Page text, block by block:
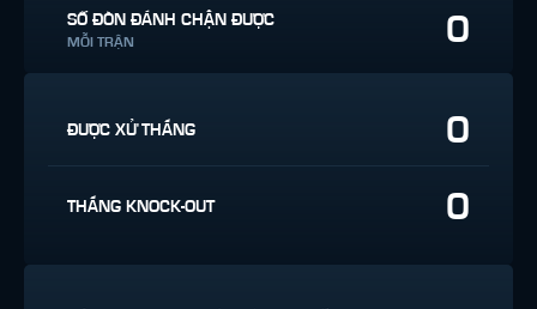
SỐ ĐÒN ĐÁNH CHẶN ĐƯỢC
MỖI TRẬN 0
ĐƯỢC XỬ THẮNG 0
THẮNG KNOCK-OUT 0